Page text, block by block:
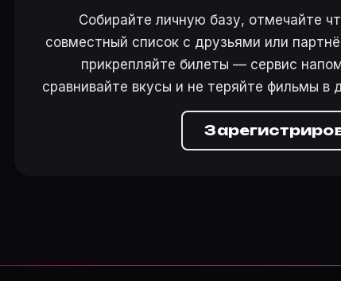
Собирайте личную базу, отмечайте
совместный список с друзьями или
прикрепляйте билеты — сервис
сравнивайте вкусы и не теряйте фильмы в